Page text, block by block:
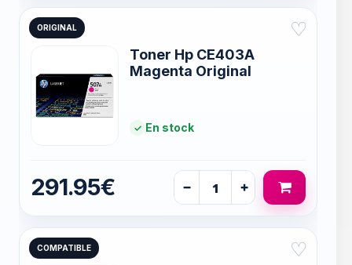
ORIGINAL ♡
Toner Hp CE403A
Magenta Original
En stock
291.95€ − +
COMPATIBLE ♡